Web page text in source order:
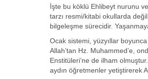
İşte bu köklü Ehlibeyt nurunu
tarzı resmi/kitabi okullarda
bilgeleşme sürecidir.
Ocak sistemi, yüzyıllar
Allah’tan Hz. Muhammed’e,
Enstitüleri’ne de ilham
aydın öğretmenler yetiştirerek